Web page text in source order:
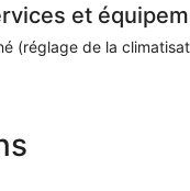
et
(réglage de la